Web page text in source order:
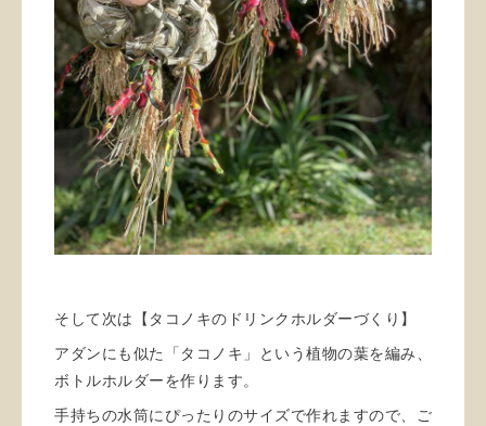
そして次は【タコノキのドリンクホルダーづくり】
アダンにも似た「タコノキ」という植物の葉を編み、
ボトルホルダーを作ります。
手持ちの水筒にぴったりのサイズで作れますので、ご